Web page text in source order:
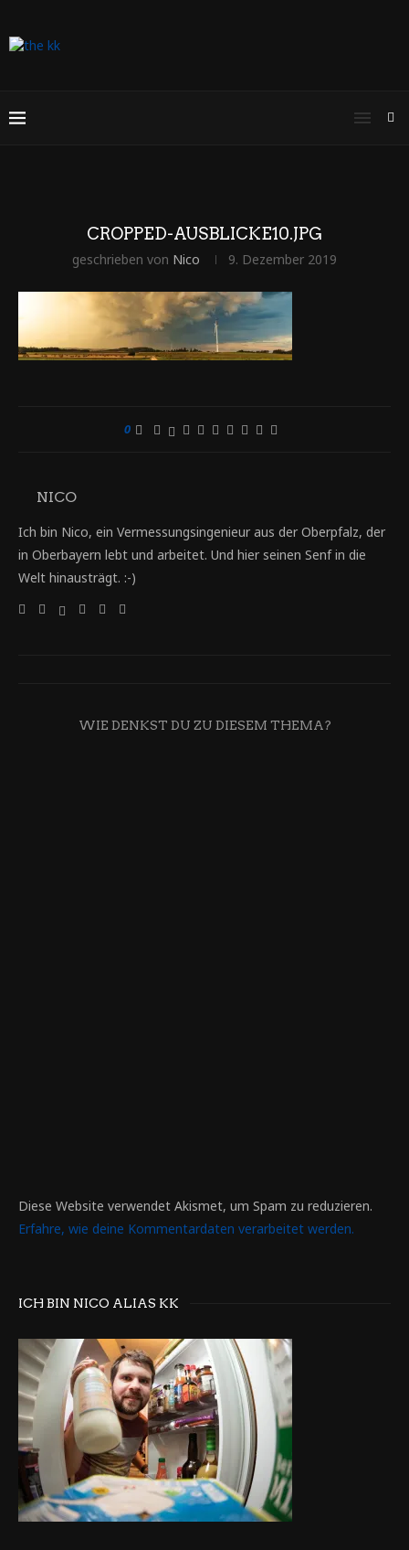
CROPPED-AUSBLICKE10.JPG
geschrieben von Nico 9. Dezember 2019
0
NICO
Ich bin Nico, ein Vermessungsingenieur aus der Oberpfalz, der
in Oberbayern lebt und arbeitet. Und hier seinen Senf in die
Welt hinausträgt. :-)
WIE DENKST DU ZU DIESEM THEMA?
Diese Website verwendet Akismet, um Spam zu reduzieren.
Erfahre, wie deine Kommentardaten verarbeitet werden.
ICH BIN NICO ALIAS KK